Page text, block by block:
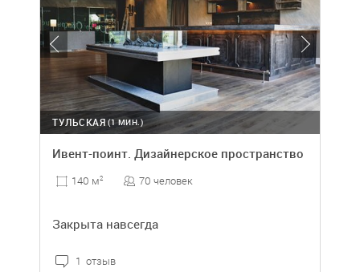
(1 МИН.)
ТУЛЬСКАЯ
Ивент-поинт. Дизайнерское пространство
140 м2 70 человек
Закрыта навсегда
1 отзыв